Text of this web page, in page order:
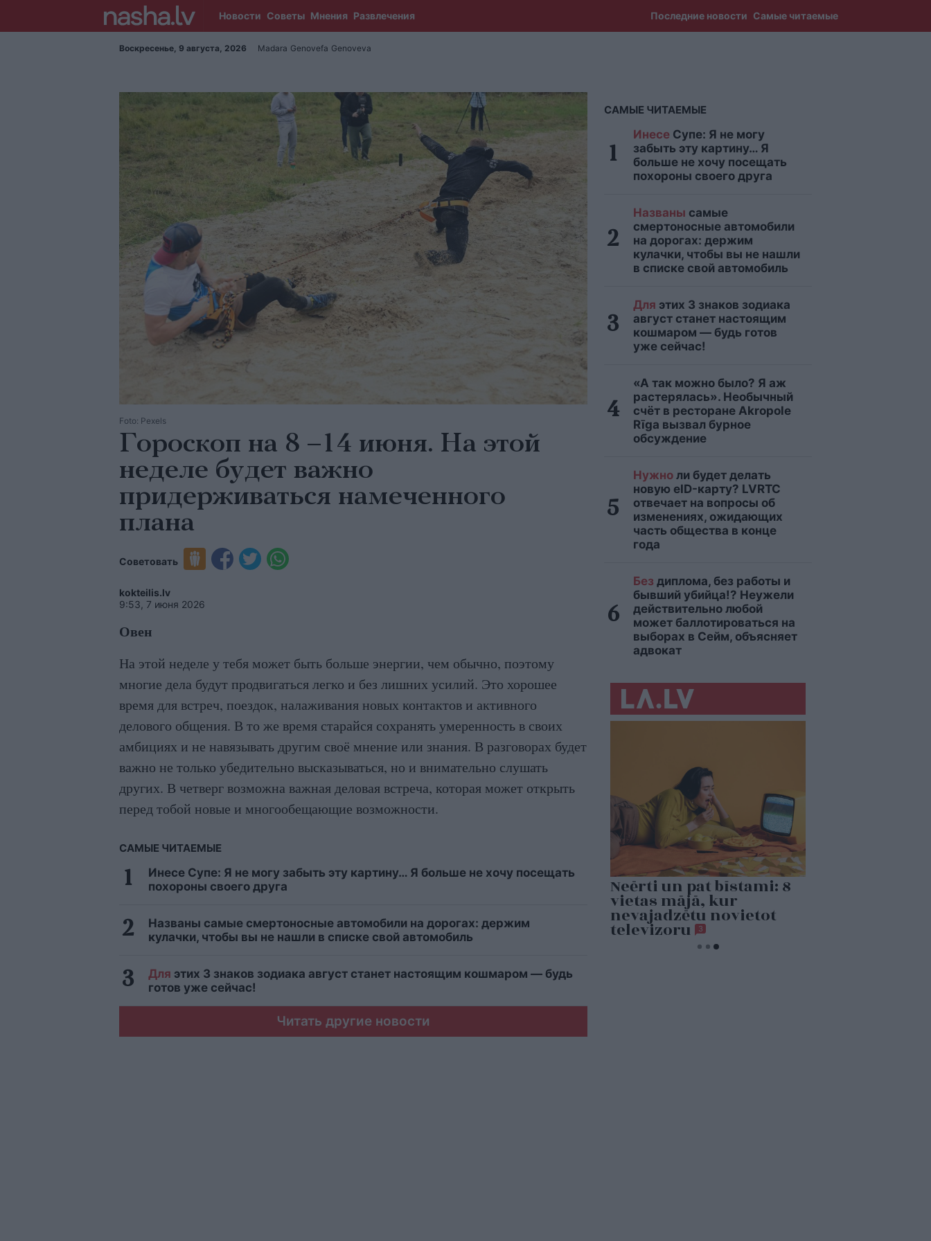
Новости Советы Мнения Развлечения Последние новости Самые читаемые
Воскресенье, 9 августа, 2026 Madara Genovefa Genoveva
Foto: Pexels
Гороскоп на 8 –14 июня. На этой
неделе будет важно
придерживаться намеченного
плана
Советовать
kokteilis.lv
9:53, 7 июня 2026
Овен
На этой неделе у тебя может быть больше энергии, чем обычно, поэтому
многие дела будут продвигаться легко и без лишних усилий. Это хорошее
время для встреч, поездок, налаживания новых контактов и активного
делового общения. В то же время старайся сохранять умеренность в своих
амбициях и не навязывать другим своё мнение или знания. В разговорах будет
важно не только убедительно высказываться, но и внимательно слушать
других. В четверг возможна важная деловая встреча, которая может открыть
перед тобой новые и многообещающие возможности.
САМЫЕ ЧИТАЕМЫЕ
Инесе Супе: Я не могу забыть эту картину… Я больше не хочу посещать
похороны своего друга
Названы самые смертоносные автомобили на дорогах: держим
кулачки, чтобы вы не нашли в списке свой автомобиль
Для этих 3 знаков зодиака август станет настоящим кошмаром — будь
готов уже сейчас!
Читать другие новости
САМЫЕ ЧИТАЕМЫЕ
Инесе Супе: Я не могу
забыть эту картину… Я
больше не хочу посещать
похороны своего друга
Названы самые
смертоносные автомобили
на дорогах: держим
кулачки, чтобы вы не нашли
в списке свой автомобиль
Для этих 3 знаков зодиака
август станет настоящим
кошмаром — будь готов
уже сейчас!
«А так можно было? Я аж
растерялась». Необычный
счёт в ресторане Akropole
Rīga вызвал бурное
обсуждение
Нужно ли будет делать
новую eID-карту? LVRTC
отвечает на вопросы об
изменениях, ожидающих
часть общества в конце
года
Без диплома, без работы и
бывший убийца!? Неужели
действительно любой
может баллотироваться на
выборах в Сейм, объясняет
адвокат